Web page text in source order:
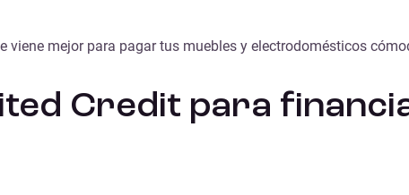
viene mejor para pagar tus muebles y electrodomésticos
Credit para